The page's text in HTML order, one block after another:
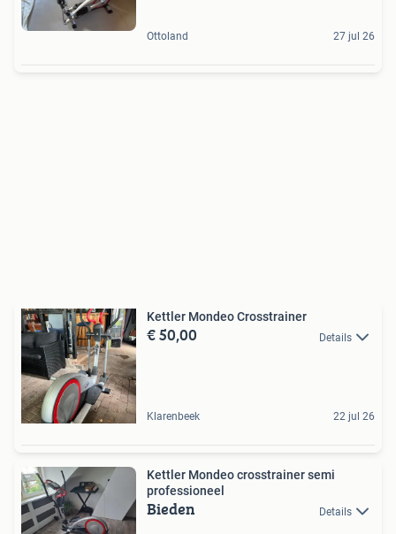
Ottoland 27 jul 26
Kettler Mondeo Crosstrainer
€ 50,00 Details
Klarenbeek 22 jul 26
Kettler Mondeo crosstrainer semi
professioneel
Bieden Details